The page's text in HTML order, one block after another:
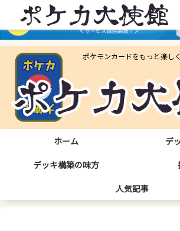
ポケモンカードをもっと楽しく
ホーム
デ
デッキ構築の味方
人気記事